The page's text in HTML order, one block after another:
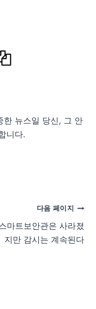
한 뉴스일 당신, 그 안
니다.
다음 페이지
마트보안관은 사라졌
지만 감시는 계속된다